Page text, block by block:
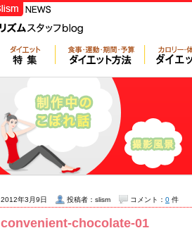
convenient-chocolate-01
2012年3月9日 投稿者：slism コメント： 0 件